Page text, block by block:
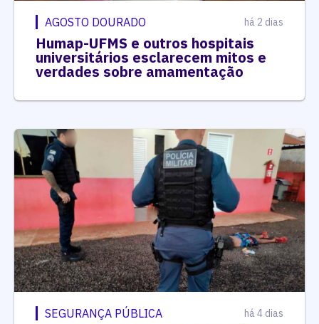
AGOSTO DOURADO há 2 dias
Humap-UFMS e outros hospitais
universitários esclarecem mitos e
verdades sobre amamentação
SEGURANÇA PÚBLICA há 4 dias